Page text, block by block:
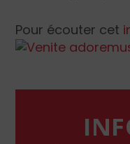
Pour écouter cet